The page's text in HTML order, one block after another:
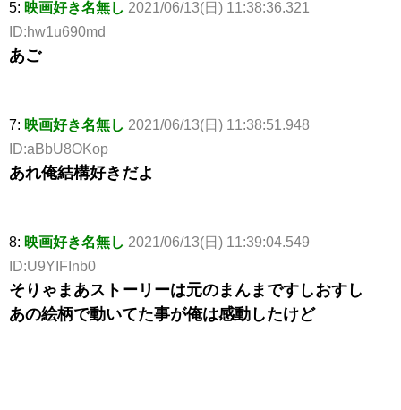
5: 映画好き名無し 2021/06/13(日) 11:38:36.321
ID:hw1u690md
あご
7: 映画好き名無し 2021/06/13(日) 11:38:51.948
ID:aBbU8OKop
あれ俺結構好きだよ
8: 映画好き名無し 2021/06/13(日) 11:39:04.549
ID:U9YIFInb0
そりゃまあストーリーは元のまんまですしおすし
あの絵柄で動いてた事が俺は感動したけど